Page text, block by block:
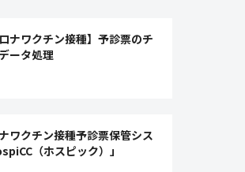
ロナワクチン接種】予診票のチ
ータ処理
ワクチン接種予診票保管シス
（ホスピック）」